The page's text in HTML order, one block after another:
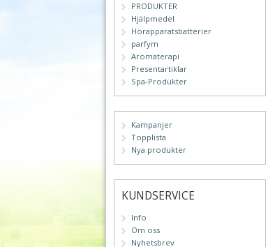
PRODUKTER
Hjälpmedel
Hörapparatsbatterier
parfym
Aromaterapi
Presentartiklar
Spa-Produkter
Kampanjer
Topplista
Nya produkter
KUNDSERVICE
Info
Om oss
Nyhetsbrev